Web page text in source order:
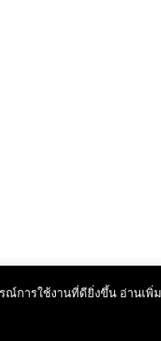
ณ์การใช้งานที่ดียิ่งขึ้น อ่านเพิ่